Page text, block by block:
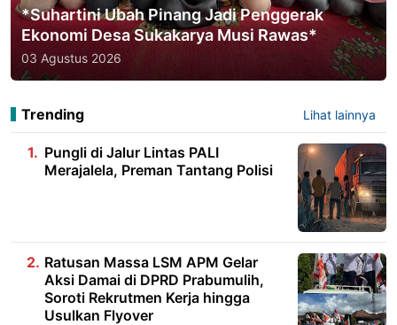
*Suhartini Ubah Pinang Jadi Penggerak
Ekonomi Desa Sukakarya Musi Rawas*
03 Agustus 2026
Trending Lihat lainnya
Pungli di Jalur Lintas PALI
Merajalela, Preman Tantang Polisi
Ratusan Massa LSM APM Gelar
Aksi Damai di DPRD Prabumulih,
Soroti Rekrutmen Kerja hingga
Usulkan Flyover